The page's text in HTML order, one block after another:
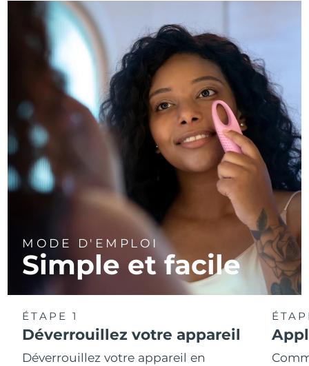
MODE D'EMPLOI
Simple et facile
ÉTAPE 1
Déverrouillez votre appareil
Déverrouillez votre appareil en